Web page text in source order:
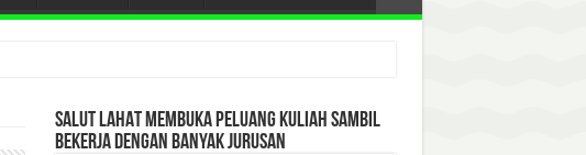
SALUT LAHAT MEMBUKA PELUANG KULIAH SAMBIL
BEKERJA DENGAN BANYAK JURUSAN